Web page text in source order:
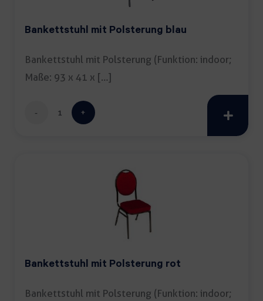
Bankettstuhl mit Polsterung blau
Bankettstuhl mit Polsterung (Funktion: indoor;
Maße: 93 x 41 x […]
Bankettstuhl
Bankettstuhl mit Polsterung rot
Bankettstuhl mit Polsterung (Funktion: indoor;